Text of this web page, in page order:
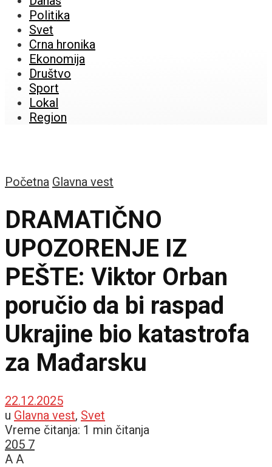
Politika
Svet
Crna hronika
Ekonomija
Društvo
Sport
Lokal
Region
Početna Glavna vest
DRAMATIČNO
UPOZORENJE IZ
PEŠTE: Viktor Orban
poručio da bi raspad
Ukrajine bio katastrofa
za Mađarsku
22.12.2025
u Glavna vest, Svet
Vreme čitanja: 1 min čitanja
205 7
A A